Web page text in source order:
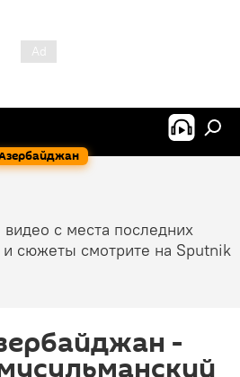
с места последних
сюжеты смотрите на Sputnik
-